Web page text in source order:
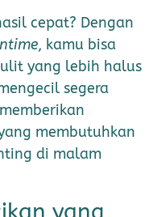
cepat? Dengan
, kamu bisa
yang lebih halus
segera
membutuhkan
di malam